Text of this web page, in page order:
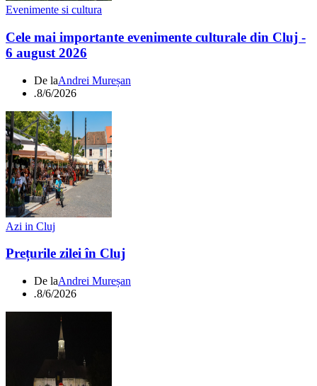
Evenimente si cultura
Cele mai importante evenimente culturale din Cluj -
6 august 2026
De laAndrei Mureșan
.8/6/2026
Azi in Cluj
Prețurile zilei în Cluj
De laAndrei Mureșan
.8/6/2026